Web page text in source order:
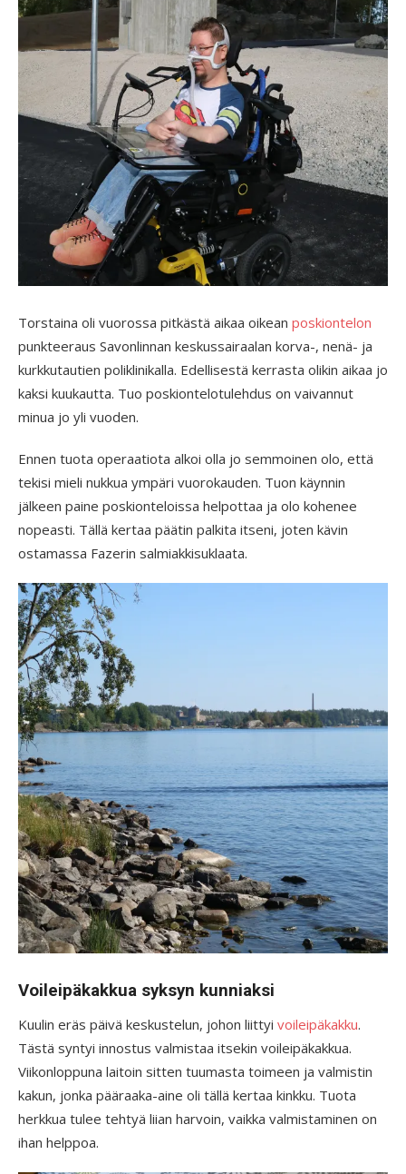
Torstaina oli vuorossa pitkästä aikaa oikean poskiontelon
punkteeraus Savonlinnan keskussairaalan korva-, nenä- ja
kurkkutautien poliklinikalla. Edellisestä kerrasta olikin aikaa jo
kaksi kuukautta. Tuo poskiontelotulehdus on vaivannut
minua jo yli vuoden.
Ennen tuota operaatiota alkoi olla jo semmoinen olo, että
tekisi mieli nukkua ympäri vuorokauden. Tuon käynnin
jälkeen paine poskionteloissa helpottaa ja olo kohenee
nopeasti. Tällä kertaa päätin palkita itseni, joten kävin
ostamassa Fazerin salmiakkisuklaata.
Voileipäkakkua syksyn kunniaksi
Kuulin eräs päivä keskustelun, johon liittyi voileipäkakku.
Tästä syntyi innostus valmistaa itsekin voileipäkakkua.
Viikonloppuna laitoin sitten tuumasta toimeen ja valmistin
kakun, jonka pääraaka-aine oli tällä kertaa kinkku. Tuota
herkkua tulee tehtyä liian harvoin, vaikka valmistaminen on
ihan helppoa.